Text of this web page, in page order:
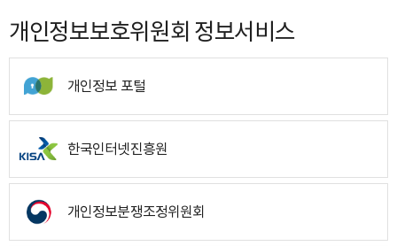
개인정보보호위원회 정보서비스
개인정보 포털
한국인터넷진흥원
개인정보분쟁조정위원회